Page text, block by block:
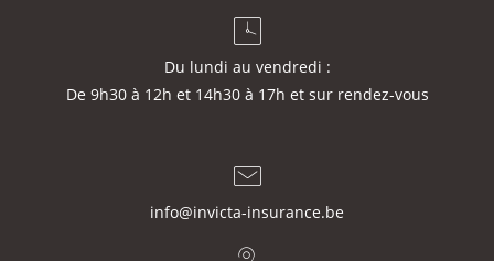
Du lundi au vendredi :
De 9h30 à 12h et 14h30 à 17h et sur rendez-vous
info@invicta-insurance.be